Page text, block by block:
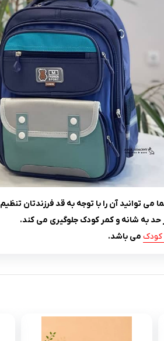
توانید آن را با توجه به قد فرزندتان
حد به شانه و کمر کودک جلوگیری می کند.
کودک می باشد.